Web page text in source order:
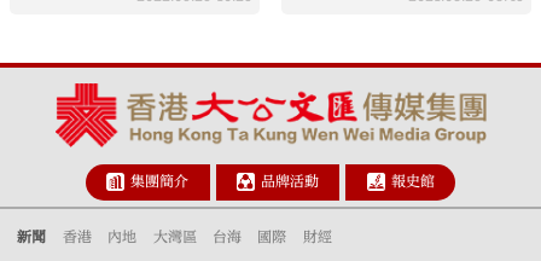
集團簡介 品牌活動 報史館
新聞 香港 內地 大灣區 台海 國際 財經